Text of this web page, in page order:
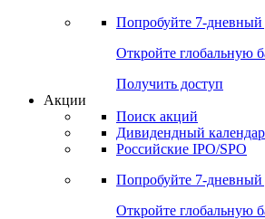
Попробуйте 7-дневный
Откройте глобальную
Получить доступ
Акции
Поиск акций
Дивидендный
Российские IPO/SPO
Попробуйте 7-дневный
Откройте глобальную